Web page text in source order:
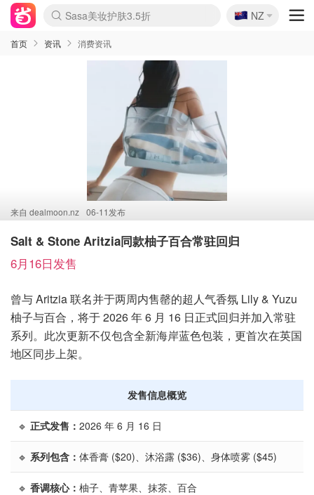
lululemon折扣上新
Sasa美妆护肤3.5折
SSENSE年中2.5折
FreshBeauty好价汇总
Cettire降价+叠9折
WWS Coles超市实拍
viagogo二手票捡漏
Myer超级周末
The Outnet奢牌1折起
David Jones 3折起
Flannels大牌1折
Perfumes Club护肤1折
AMIRO面罩$251
Amazon折扣汇总
eToro入金$200送$50
Amazon数码好物
ICONIC本周7.5折
ThedoubleF高奢地板价
Moose Knuckles 6折
丝芙兰5折起
EUFY摄像头$98
Selenichast首饰2折
Trip机票酒店促销
YSL送5件彩妆礼
Amazon家居好物
Amazon美妆护肤
雅漾大喷$8
过敏原检测盒$33
伊索独家赠50ml沐浴露
科颜氏高保湿面霜$29
SEALIFE海洋馆门票6折
丝塔芙大白罐$16
订阅Newsletter送香薰
Cult Beauty 6.8折
Harrods圣诞日历$525
LN-CC奢牌私促3折
d'Alba空姐喷雾$16
EVE LOM套装£56
Bernardelli独家4折
Adore Beauty 6折起
CT圣诞日历
Mytheresa奢品2.7折
Luxury Escapes 9折
Currentbody美容仪$881
MOON Garden Live
Roborock扫地机$649
Tingo Life水杯$24
Valentino官网5折
CR洗护套装$23
修丽可4件套$159
Myer彩妆2件7折
GANNI官网4.5折
Stylevana韩妆4折
Tessabit高奢8.5折
OGX洗发水$11
Amazon阿德莱德次日达
卡诗8.5折+赠礼
Philips Hue灯具8折
🇳🇿
NZ
首页 资讯 消费资讯
来自 dealmoon.nz 06-11发布
Salt & Stone Aritzia同款柚子百合常驻回归
6月16日发售
曾与 Aritzia 联名并于两周内售罄的超人气香氛 Lily & Yuzu
柚子与百合，将于 2026 年 6 月 16 日正式回归并加入常驻
系列。此次更新不仅包含全新海岸蓝色包装，更首次在英国
地区同步上架。
发售信息概览
🔹 正式发售： 2026 年 6 月 16 日
🔹 系列包含： 体香膏 ($20)、沐浴露 ($36)、身体喷雾 ($45)
🔹 香调核心： 柚子、青苹果、抹茶、百合